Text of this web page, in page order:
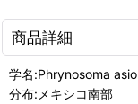
商品詳細
学名:Phrynosoma asio
分布:メキシコ南部